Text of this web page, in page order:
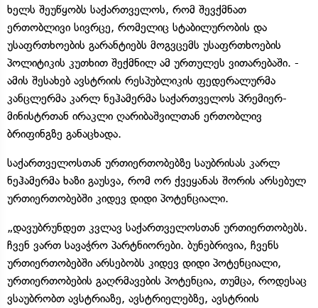
ხელს შეუწყობს საქართველოს, რომ შევქმნათ
ერთობლივი სივრცე, რომელიც სტაბილურობის და
უსაფრთხოების გარანტიებს მოგვცემს უსაფრთხოების
პოლიტიკის კუთხით შექმნილ ამ ურთულეს ვითარებაში. -
ამის შესახებ ავსტრიის რესპუბლიკის ფედერალურმა
კანცლერმა კარლ ნეჰამერმა საქართველოს პრემიერ-
მინისტრთან ირაკლი ღარიბაშვილთან ერთობლივ
ბრიფინგზე განაცხადა.
საქართველოსთან ურთიერთობებზე საუბრისას კარლ
ნეჰამერმა ხაზი გაუსვა, რომ ორ ქვეყანას შორის არსებულ
ურთიერთობებში კიდევ დიდი პოტენციალი.
„დავუბრუნდეთ კვლავ საქართველოსთან ურთიერთობებს.
ჩვენ ვართ სავაჭრო პარტნიორები. ბუნებრივია, ჩვენს
ურთიერთობებში არსებობს კიდევ დიდი პოტენციალი,
ურთიერთობების გაღრმავების პოტენცია, თუმცა, როდესაც
ვსაუბრობთ ავსტრიაზე, ავსტრიელებზე, ავსტრიის